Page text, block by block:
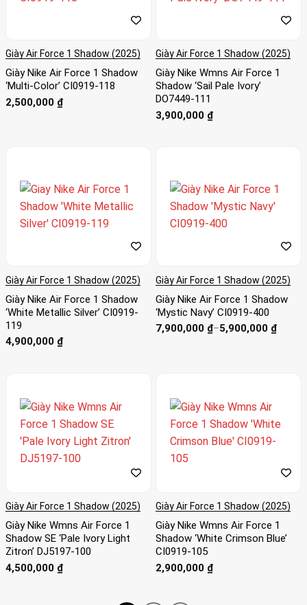
Giày Air Force 1 Shadow (2025)
Giày Nike Air Force 1 Shadow
‘Multi-Color’ CI0919-118
2,500,000 ₫
Giày Air Force 1 Shadow (2025)
Giày Nike Wmns Air Force 1
Shadow ‘Sail Pale Ivory’
DO7449-111
3,900,000 ₫
Giày Air Force 1 Shadow (2025)
Giày Nike Air Force 1 Shadow
‘White Metallic Silver’ CI0919-
119
4,900,000 ₫
Giày Air Force 1 Shadow (2025)
Giày Nike Air Force 1 Shadow
‘Mystic Navy’ CI0919-400
5,900,000 ₫
–
7,900,000 ₫
Khoảng
giá:
Giày Air Force 1 Shadow (2025)
Giày Nike Wmns Air Force 1
Shadow SE ‘Pale Ivory Light
Zitron’ DJ5197-100
4,500,000 ₫
Giày Air Force 1 Shadow (2025)
Giày Nike Wmns Air Force 1
Shadow ‘White Crimson Blue’
CI0919-105
2,900,000 ₫